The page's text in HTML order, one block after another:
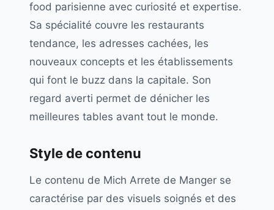
food parisienne avec curiosité et expertise.
Sa spécialité couvre les restaurants
tendance, les adresses cachées, les
nouveaux concepts et les établissements
qui font le buzz dans la capitale. Son
regard averti permet de dénicher les
meilleures tables avant tout le monde.
Style de contenu
Le contenu de Mich Arrete de Manger se
caractérise par des visuels soignés et des